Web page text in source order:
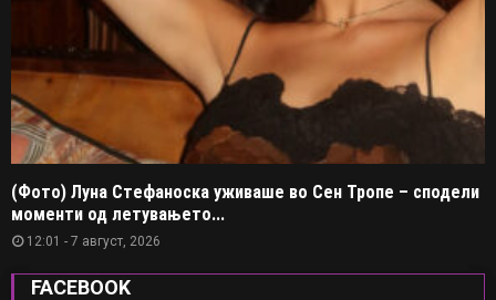
(Фото) Луна Стефаноска уживаше во Сен Тропе – сподели
моменти од летувањето...
12:01 - 7 август, 2026
FACEBOOK